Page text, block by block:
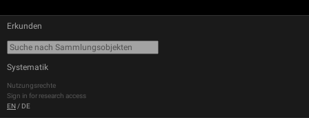
Erkunden
Systematik
Nutzungsrechte
Sign in for research access
EN / DE